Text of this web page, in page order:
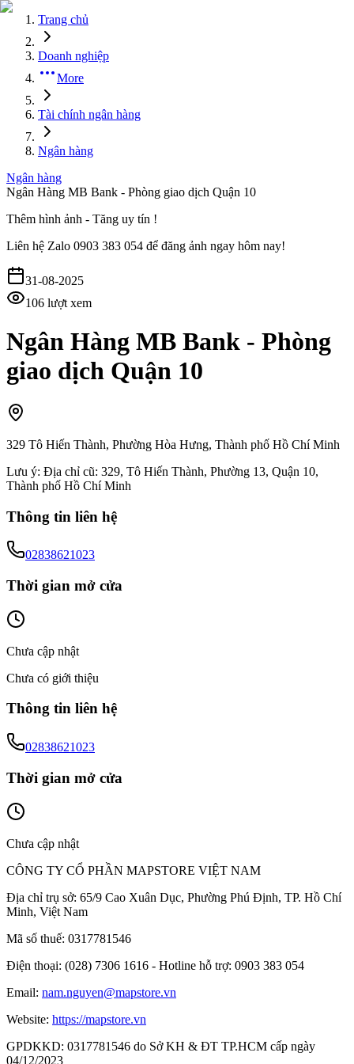
Trang chủ
Doanh nghiệp
More
Tài chính ngân hàng
Ngân hàng
Ngân hàng
Ngân Hàng MB Bank - Phòng giao dịch Quận 10
Thêm hình ảnh - Tăng uy tín !
Liên hệ Zalo 0903 383 054 để đăng ảnh ngay hôm nay!
31-08-2025
106 lượt xem
Ngân Hàng MB Bank - Phòng
giao dịch Quận 10
329 Tô Hiến Thành, Phường Hòa Hưng, Thành phố Hồ Chí Minh
Lưu ý: Địa chỉ cũ: 329, Tô Hiến Thành, Phường 13, Quận 10,
Thành phố Hồ Chí Minh
Thông tin liên hệ
02838621023
Thời gian mở cửa
Chưa cập nhật
Chưa có giới thiệu
Thông tin liên hệ
02838621023
Thời gian mở cửa
Chưa cập nhật
CÔNG TY CỔ PHẦN MAPSTORE VIỆT NAM
Địa chỉ trụ sở: 65/9 Cao Xuân Dục, Phường Phú Định, TP. Hồ Chí
Minh, Việt Nam
Mã số thuế: 0317781546
Điện thoại: (028) 7306 1616 - Hotline hỗ trợ: 0903 383 054
Email: nam.nguyen@mapstore.vn
Website: https://mapstore.vn
GPDKKD: 0317781546 do Sở KH & ĐT TP.HCM cấp ngày
04/12/2023